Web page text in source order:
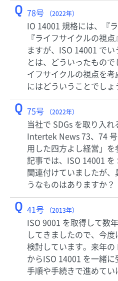
Q 78号 （2022年）
IO 14001 規格には、『
『ライフサイクルの視
ますが、ISO 14001 でい
とは、どういったもの
イフサイクルの視点を
にはどういうことでしょ
Q 75号 （2022年）
当社で SDGs を取り入れ
Intertek News 73、74
用した四方よし経営」を
記事では、ISO 14001 を
関連付けていましたが
うなものはありますか？
Q 41号 （2013年）
ISO 9001 を取得して数
してきましたので、今
検討しています。来年
からISO 14001 を一緒
手順や手続きで進めてい